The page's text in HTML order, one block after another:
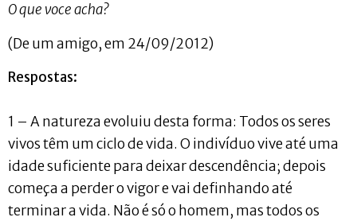
O que voce acha?
(De um amigo, em 24/09/2012)
Respostas:
1 – A natureza evoluiu desta forma: Todos os seres
vivos têm um ciclo de vida. O indivíduo vive até uma
idade suficiente para deixar descendência; depois
começa a perder o vigor e vai definhando até
terminar a vida. Não é só o homem, mas todos os